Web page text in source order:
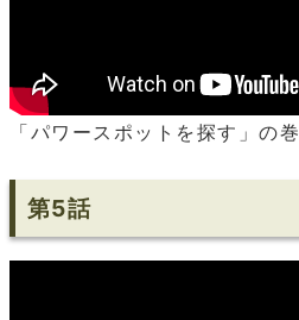
「パワースポットを探す」の巻
第5話